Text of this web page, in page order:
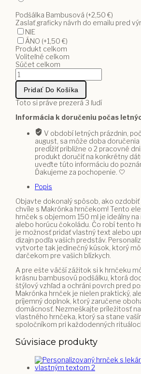
Podšálka Bambusová (+2,50 €)
Zaslať graficky návrh do emailu pred
NIE
ÁNO (+1,50 €)
Produkt celkom
Voliteľné celkom
Súčet celkom
množstvo
Personalizovaný
hrnček
makronka
s
motívom
vlastným
textom
Pridať Do Košíka
Toto si práve prezerá 3 ľudí
Informácia k doručeniu počas
V období letných prázdnin,
august, sa môže doba
predĺžiť približne o 2 pracovné
produkt doručiť na konkrétny
uveďte túto informáciu do
Ďakujeme za pochopenie. 🤍
Popis
Objavte dokonalý spôsob, ako
chvíle s Makrónka hrnčekom! Tento
hrnček s objemom 150 ml je ideálny na
alebo horúcu čokoládu. Čo robí tento
je možnosť pridať vlastný text alebo
dizajn podľa vašich predstáv.
vytvorte tak jedinečný kúsok, ktorý
darčekom pre vašich blízkych.
A pre ešte väčší zážitok si k hrnčeku
krásnu bambusovú podšálku, ktorá
štýlový vzhľad a ochráni povrch pred
Makrónka hrnček je nielen praktický,
príjemný doplnok, ktorý zaručene
domácnosť. Nezmeškajte príležitosť
vlastného hrnčeka, ktorý sa stane
spoločníkom pri každodenných
Súvisiace produkty